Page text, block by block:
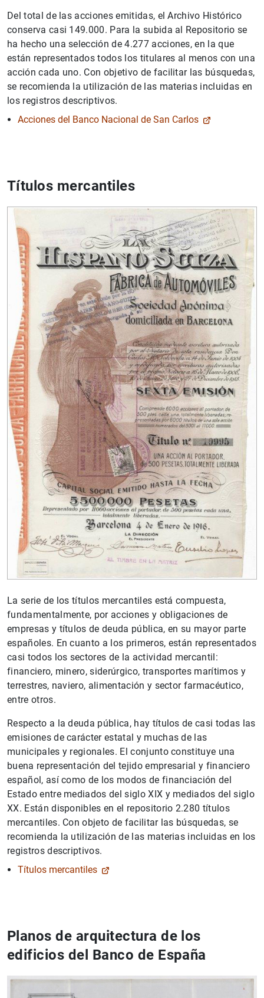
Del total de las acciones emitidas, el Archivo Histórico
conserva casi 149.000. Para la subida al Repositorio se
ha hecho una selección de 4.277 acciones, en la que
están representados todos los titulares al menos con una
acción cada uno. Con objetivo de facilitar las búsquedas,
se recomienda la utilización de las materias incluidas en
los registros descriptivos.
Acciones del Banco Nacional de San Carlos
Títulos mercantiles
La serie de los títulos mercantiles está compuesta,
fundamentalmente, por acciones y obligaciones de
empresas y títulos de deuda pública, en su mayor parte
españoles. En cuanto a los primeros, están representados
casi todos los sectores de la actividad mercantil:
financiero, minero, siderúrgico, transportes marítimos y
terrestres, naviero, alimentación y sector farmacéutico,
entre otros.
Respecto a la deuda pública, hay títulos de casi todas las
emisiones de carácter estatal y muchas de las
municipales y regionales. El conjunto constituye una
buena representación del tejido empresarial y financiero
español, así como de los modos de financiación del
Estado entre mediados del siglo XIX y mediados del siglo
XX. Están disponibles en el repositorio 2.280 títulos
mercantiles. Con objeto de facilitar las búsquedas, se
recomienda la utilización de las materias incluidas en los
registros descriptivos.
Títulos mercantiles
Planos de arquitectura de los
edificios del Banco de España